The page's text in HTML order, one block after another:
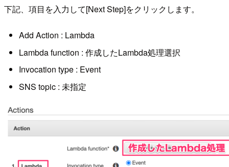
下記、項目を入力して[Next Step]をクリックします。
Add Action : Lambda
Lambda function : 作成したLambda処理選択
Invocation type : Event
SNS topic : 未指定